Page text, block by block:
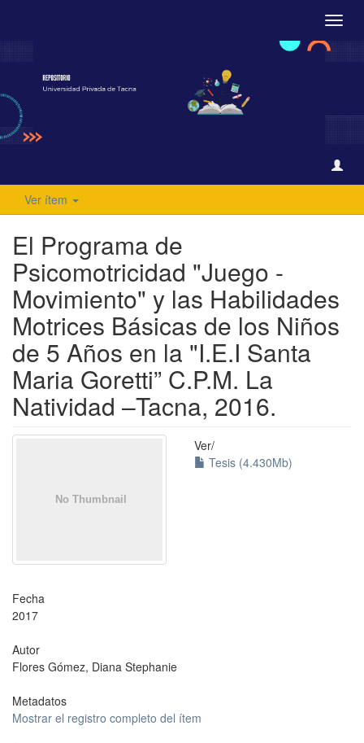
Ver ítem
El Programa de
Psicomotricidad "Juego -
Movimiento" y las Habilidades
Motrices Básicas de los Niños
de 5 Años en la "I.E.I Santa
Maria Goretti” C.P.M. La
Natividad –Tacna, 2016.
Ver/
Tesis (4.430Mb)
Fecha
2017
Autor
Flores Gómez, Diana Stephanie
Metadatos
Mostrar el registro completo del ítem